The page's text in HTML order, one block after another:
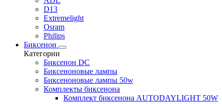
D13
Extremelight
Osram
Philips
Биксенон
Категории
Биксенон DC
Биксеноновые лампы
Биксеноновые лампы 50w
Комплекты биксенона
Комплект биксенона AUTODAYLIGHT 50W